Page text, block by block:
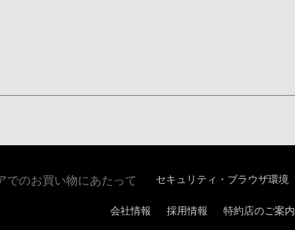
でのお買い物にあたって セキュリティ・ブラウザ環境
会社情報 採用情報 特約店のご案内